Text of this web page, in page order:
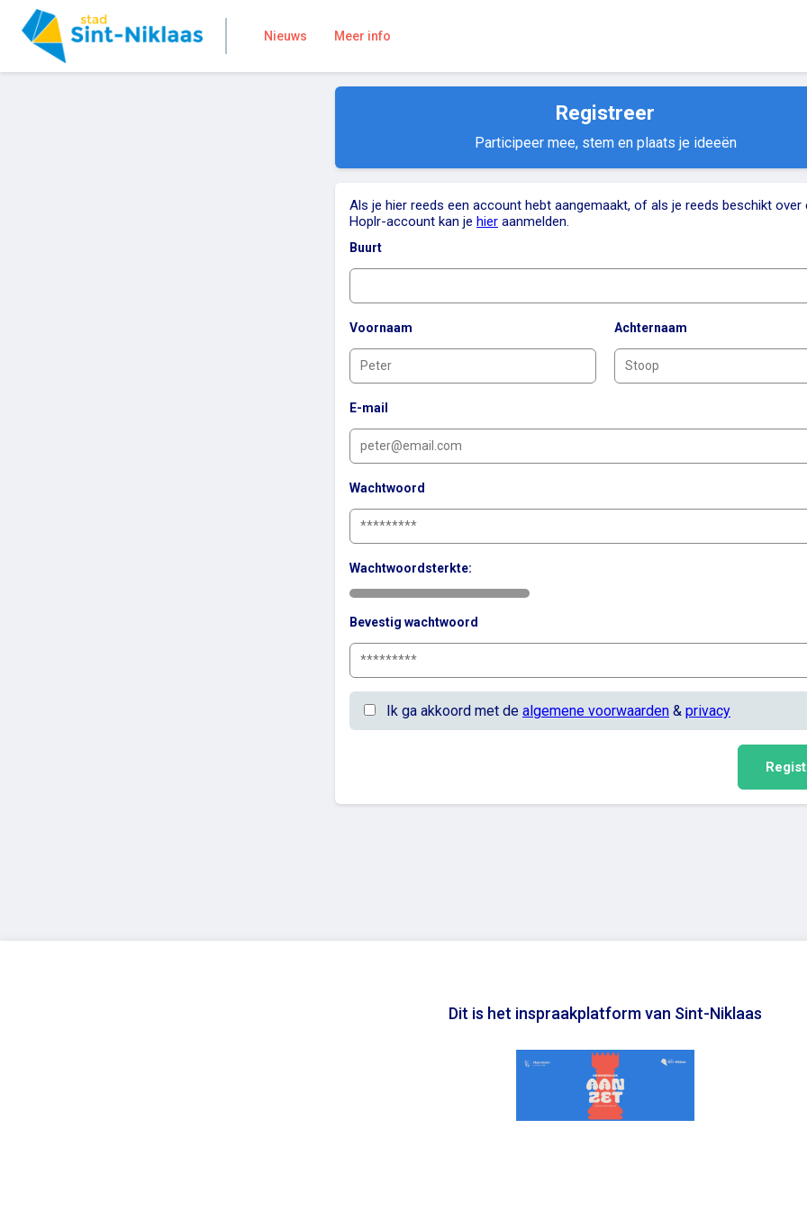
Nieuws Meer info
Registreer
Participeer mee, stem en plaats je ideeën
Als je hier reeds een account hebt aangemaakt, of als je reeds beschikt over
Hoplr-account kan je hier aanmelden.
Buurt
Voornaam Achternaam
E-mail
Wachtwoord
Wachtwoordsterkte:
Bevestig wachtwoord
Ik ga akkoord met de algemene voorwaarden & privacy
Dit is het inspraakplatform van Sint-Niklaas